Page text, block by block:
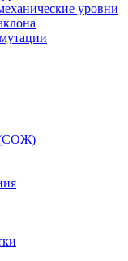
уровни
(СОЖ)